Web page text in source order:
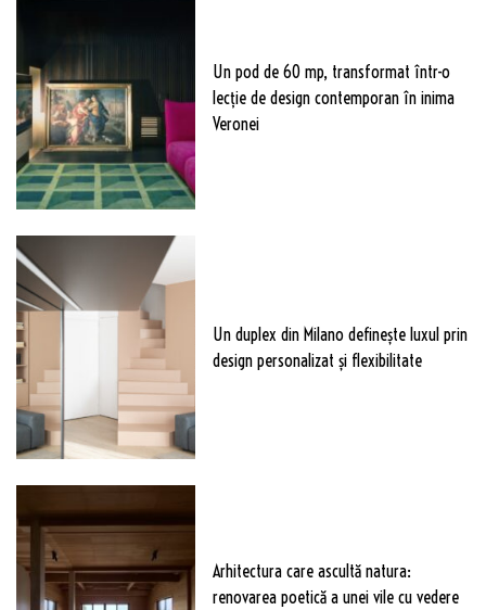
Un pod de 60 mp, transformat într-o
lecție de design contemporan în inima
Veronei
Un duplex din Milano definește luxul prin
design personalizat și flexibilitate
Arhitectura care ascultă natura:
renovarea poetică a unei vile cu vedere